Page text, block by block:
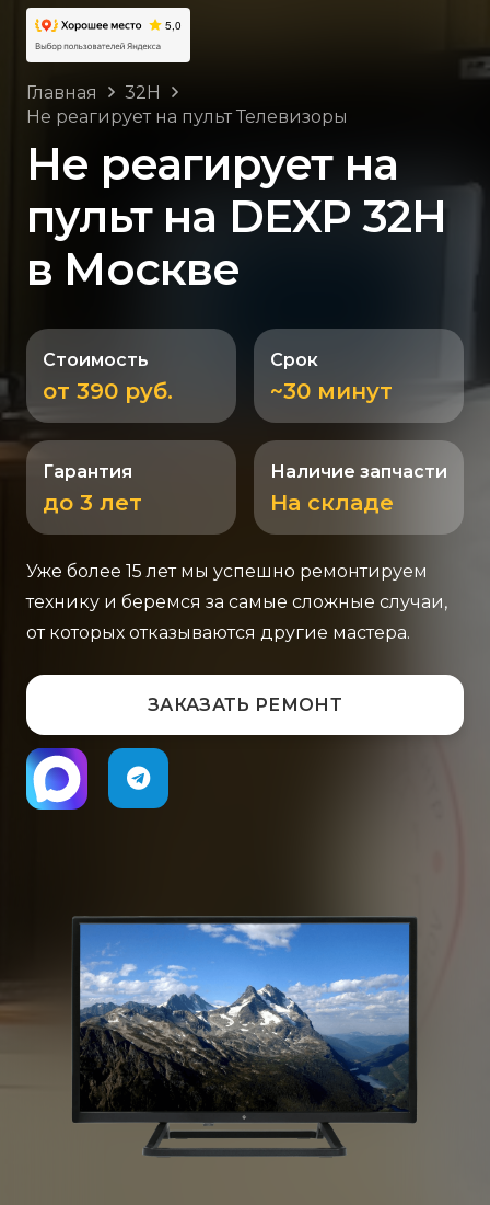
Главная
32H
Не реагирует на пульт Телевизоры
Не реагирует на
пульт на DEXP 32H
в Москве
Стоимость
от 390 руб.
Срок
~30 минут
Гарантия
до 3 лет
Наличие запчасти
На складе
Уже более 15 лет мы успешно ремонтируем
технику и беремся за самые сложные случаи,
от которых отказываются другие мастера.
ЗАКАЗАТЬ РЕМОНТ